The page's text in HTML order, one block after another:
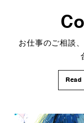
お仕事のご相談